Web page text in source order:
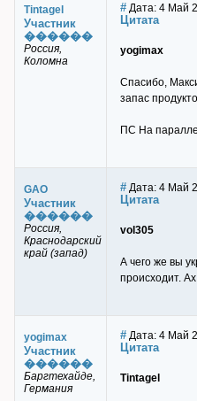
Tintagel
Участник
������
Россия,
Коломна
# Дата: 4 Май
Цитата
yogimax
Спасибо,
запас
ПС На
GAO
Участник
������
Россия,
Краснодарский
край (запад)
# Дата: 4 Май
Цитата
vol305
А чего же вы
происходит.
yogimax
Участник
������
Баргтехайде,
Германия
# Дата: 4 Май
Цитата
Tintagel